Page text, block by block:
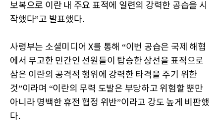
보복으로 이란 내 주요 표적에 일련의 강력한 공습을 시
작했다”고 발표했다.
사령부는 소셜미디어 X를 통해 “이번 공습은 국제 해협
에서 무고한 민간인 선원들이 탑승한 상선을 표적으로
삼은 이란의 공격적 행위에 강력한 타격을 주기 위한
것”이라며 “이란의 무력 도발은 부당하고 위험할 뿐만
아니라 명백한 휴전 협정 위반”이라고 강도 높게 비판했
다.